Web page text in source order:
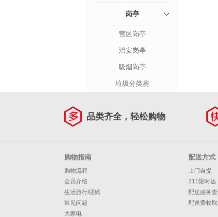
岗亭
营区岗亭
治安岗亭
吸烟岗亭
垃圾分类房
品类齐全，轻松购物
购物指南
购物流程
会员介绍
生活旅行/团购
常见问题
大家电
配送方式
上门自提
211限时达
配送服务
配送费收